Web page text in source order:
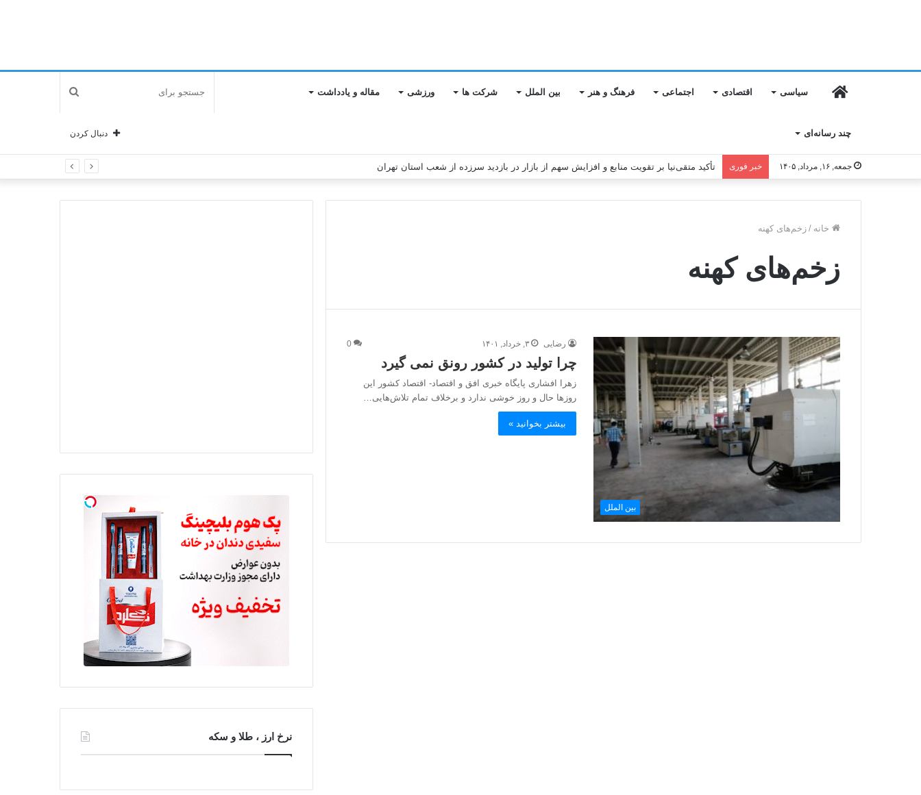
سیاسی اقتصادی اجتماعی فرهنگ و هنر بین الملل شرکت ها ورزشی مقاله و یادداشت
چند رسانه‌ای دنبال کردن
جمعه, ۱۶, مرداد, ۱۴۰۵ خبر فوری تأکید متقی‌نیا بر تقویت منابع و افزایش سهم از بازار در بازدید سرزده از شعب استان تهران
خانه / زخم‌های کهنه‌
زخم‌های کهنه‌
بین الملل
رضایی ۳, خرداد, ۱۴۰۱ 0
چرا تولید در کشور رونق نمی گیرد
زهرا افشاری پایگاه خبری افق و اقتصاد- اقتصاد کشور این
روزها حال و روز خوشی ندارد و برخلاف تمام تلا‌ش‌هایی…
بیشتر بخوانید »
نرخ ارز ، طلا و سکه